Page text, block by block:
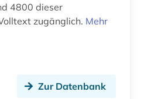
4800 dieser
zugänglich. Mehr
Zur Datenbank